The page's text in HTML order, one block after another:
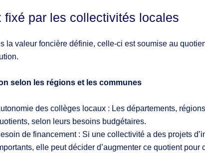
fixé par les collectivités locales
la valeur foncière définie, celle-ci est soumise au
selon les régions et les communes
des collèges locaux : Les départements,
selon leurs besoins budgétaires.
de financement : Si une collectivité a des projets
elle peut décider d’augmenter ce quotient pour